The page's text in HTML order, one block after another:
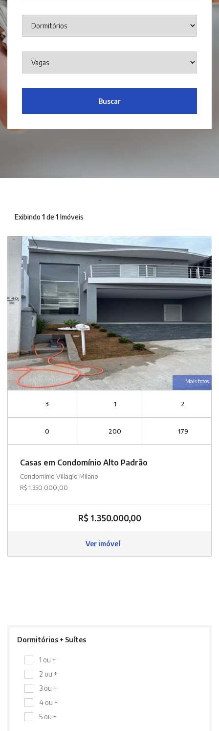
Buscar
Exibindo 1 de1 Imóveis
Mais fotos
3 1 2
0 200 179
Casas em Condomínio Alto Padrão
Condominio Villagio Milano
R$ 1.350.000,00
R$ 1.350.000,00
Ver imóvel
Dormitórios + Suítes
1 ou +
2 ou +
3 ou +
4 ou +
5 ou +